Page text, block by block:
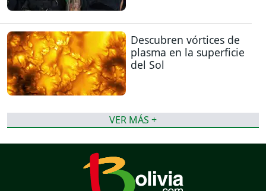
Descubren vórtices de
plasma en la superficie
del Sol
VER MÁS +